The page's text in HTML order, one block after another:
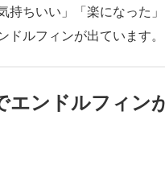
持ちいい」「楽になった」
ドルフィンが出ています。
エンドルフィン